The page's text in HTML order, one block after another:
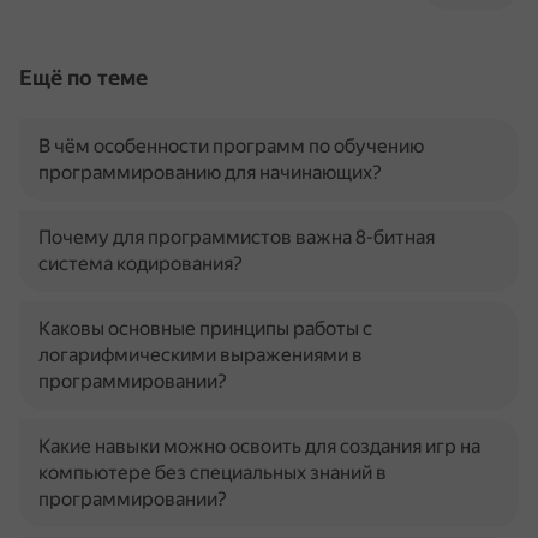
Ещё по теме
В чём особенности программ по обучению
программированию для начинающих?
Почему для программистов важна 8-битная
система кодирования?
Каковы основные принципы работы с
логарифмическими выражениями в
программировании?
Какие навыки можно освоить для создания игр на
компьютере без специальных знаний в
программировании?